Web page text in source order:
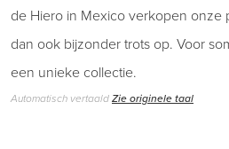
de Hiero in Mexico verkopen onze
dan ook bijzonder trots op. Voor
een unieke collectie.
Automatisch vertaaldZie originele taal